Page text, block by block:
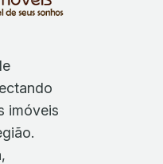
imóveis